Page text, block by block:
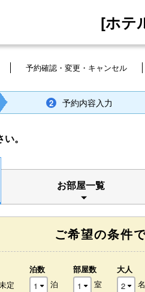
[ホテ
予約確認・変更・キャンセル
2 予約内容入力
。
お部屋一覧
ご希望の条件
定
泊数
泊
部屋数
室
大人
名